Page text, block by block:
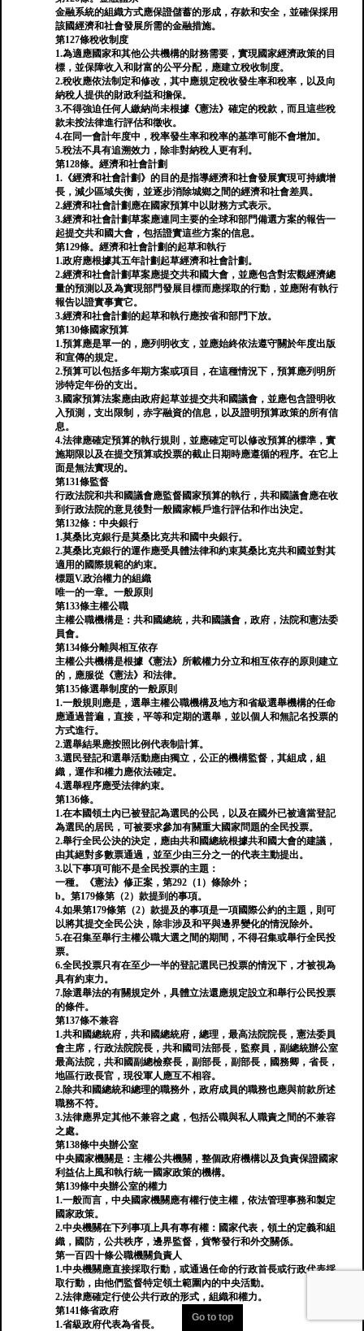
金融系統的組織方式應保證儲蓄的形成，存款和安全，並確保採用
該國經濟和社會發展所需的金融措施。
第127條稅收制度
1.為適應國家和其他公共機構的財務需要，實現國家經濟政策的目
標，並保障收入和財富的公平分配，應建立稅收制度。
2.稅收應依法制定和修改，其中應規定稅收發生率和稅率，以及向
納稅人提供的財政利益和擔保。
3.不得強迫任何人繳納尚未根據《憲法》確定的稅款，而且這些稅
款未按法律進行評估和徵收。
4.在同一會計年度中，稅率發生率和稅率的基準可能不會增加。
5.稅法不具有追溯效力，除非對納稅人更有利。
第128條。經濟和社會計劃
1.《經濟和社會計劃》的目的是指導經濟和社會發展實現可持續增
長，減少區域失衡，並逐步消除城鄉之間的經濟和社會差異。
2.經濟和社會計劃應在國家預算中以財務方式表示。
3.經濟和社會計劃草案應連同主要的全球和部門備選方案的報告一
起提交共和國大會，包括證實這些方案的信息。
第129條。經濟和社會計劃的起草和執行
1.政府應根據其五年計劃起草經濟和社會計劃。
2.經濟和社會計劃草案應提交共和國大會，並應包含對宏觀經濟總
量的預測以及為實現部門發展目標而應採取的行動，並應附有執行
報告以證實事實它。
3.經濟和社會計劃的起草和執行應按省和部門下放。
第130條國家預算
1.預算應是單一的，應列明收支，並應始終依法遵守關於年度出版
和宣傳的規定。
2.預算可以包括多年期方案或項目，在這種情況下，預算應列明所
涉特定年份的支出。
3.國家預算法案應由政府起草並提交共和國議會，並應包含證明收
入預測，支出限制，赤字融資的信息，以及證明預算政策的所有信
息。
4.法律應確定預算的執行規則，並應確定可以修改預算的標準，實
施期限以及在提交預算或投票的截止日期時應遵循的程序。在它上
面是無法實現的。
第131條監督
行政法院和共和國議會應監督國家預算的執行，共和國議會應在收
到行​​政法院的意見後對一般國家帳戶進行評估和作出決定。
第132條：中央銀行
1.莫桑比克銀行是莫桑比克共和國中央銀行。
2.莫桑比克銀行的運作應受具體法律和約束莫桑比克共和國並對其
適用的國際規範的約束。
標題V.政治權力的組織
唯一的一章。一般原則
第133條主權公職
主權公職機構是：共和國總統，共和國議會，政府，法院和憲法委
員會。
第134條分離與相互依存
主權公共機構是根據《憲法》所載權力分立和相互依存的原則建立
的，應服從《憲法》和法律。
第135條選舉制度的一般原則
1.一般規則應是，選舉主權公職機構及地方和省級選舉機構的任命
應通過普遍，直接，平等和定期的選舉，並以個人和無記名投票的
方式進行。
2.選舉結果應按照比例代表制計算。
3.選民登記和選舉活動應由獨立，公正的機構監督，其組成，組
織，運作和權力應依法確定。
4.選舉程序應受法律約束。
第136條。
1.在本國領土內已被登記為選民的公民，以及在國外已被適當登記
為選民的居民，可被要求參加有關重大國家問題的全民投票。
2.舉行全民公決的決定，應由共和國總統根據共和國大會的建議，
由其絕對多數票通過，並至少由三分之一的代表主動提出。
3.以下事項可能不是全民投票的主題：
一種。《憲法》修正案，第292（1）條除外；
b。第179條第（2）款提到的事項。
4.如果第179條第（2）款提及的事項是一項國際公約的主題，則可
以將其提交全民公決，除非涉及和平與邊界變化的情況除外。
5.在召集至舉行主權公職大選之間的期間，不得召集或舉行全民投
票。
6.全民投票只有在至少一半的登記選民已投票的情況下，才被視為
具有約束力。
7.除選舉法的有關規定外，具體立法還應規定設立和舉行公民投票
的條件。
第137條不兼容
1.共和國總統府，共和國總統府，總理，最高法院院長，憲法委員
會主席，行政法院院長，共和國司法部長，監察員，副總統辦公室
最高法院，共和國副總檢察長，副部長，副部長，國務卿，省長，
地區行政長官，現役軍人應互不相容。
2.除共和國總統和總理的職務外，政府成員的職務也應與前款所述
職務不符。
3.法律應界定其他不兼容之處，包括公職與私人職責之間的不兼容
之處。
第138條中央辦公室
中央國家機關是：主權公共機關，整個政府機構以及負責保證國家
利益佔上風和執行統一國家政策的機構。
第139條中央辦公室的權力
1.一般而言，中央國家機關應有權行使主權，依法管理事務和製定
國家政策。
2.中央機關在下列事項上具有專有權：國家代表，領土的定義和組
織，國防，公共秩序，邊界監督，貨幣發行和外交關係。
第一百四十條公職機關負責人
1.中央機關應直接採取行動，或通過任命的行政首長或行政代表採
取行動，由他們監督特定領土範圍內的中央活動。
2.法律應確定行使公共行政的形式，組織和權力。
第141條省政府
1.省級政府代表為省長。
Go to top